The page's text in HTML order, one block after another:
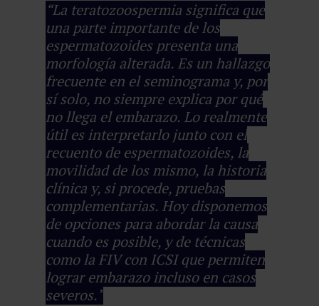
“La teratozoospermia significa que
una parte importante de los
espermatozoides presenta una
morfología alterada. Es un hallazgo
frecuente en el seminograma y, por
sí solo, no siempre explica por qué
no llega el embarazo. Lo realmente
útil es interpretarlo junto con el
recuento de espermatozoides, la
movilidad de los mismo, la historia
clínica y, si procede, pruebas
complementarias. Hoy disponemos
de opciones para abordar la causa
cuando es posible, y de técnicas
como la FIV con ICSI que permiten
lograr embarazo incluso en casos
severos.”